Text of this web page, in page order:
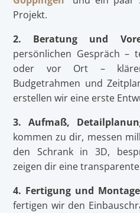
Projekt.
2. Beratung und
persönlichen Gespräch –
oder vor Ort –
Budgetrahmen und
erstellen wir eine erste
3. Aufmaß,
kommen zu dir, messen
den Schrank in 3D,
zeigen dir eine
4. Fertigung und Montage
fertigen wir den